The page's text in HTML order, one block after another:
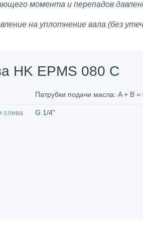
момента и перепадов
на уплотнение вала (без
HK EPMS 080 C
Патрубки подачи масла: A + B =
слива
G 1/4"